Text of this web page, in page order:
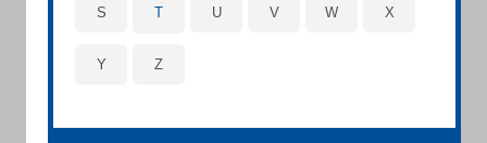
S T U V W X
Y Z